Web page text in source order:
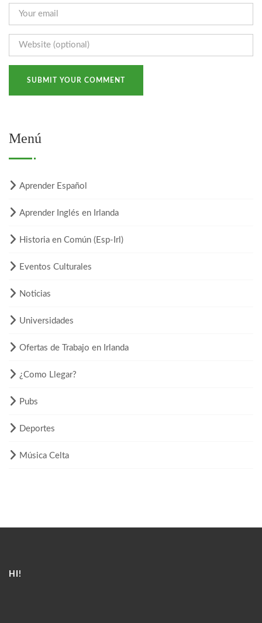
Menú
Aprender Español
Aprender Inglés en Irlanda
Historia en Común (Esp-Irl)
Eventos Culturales
Noticias
Universidades
Ofertas de Trabajo en Irlanda
¿Como Llegar?
Pubs
Deportes
Música Celta
HI!